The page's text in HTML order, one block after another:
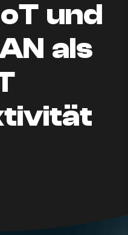
und
als